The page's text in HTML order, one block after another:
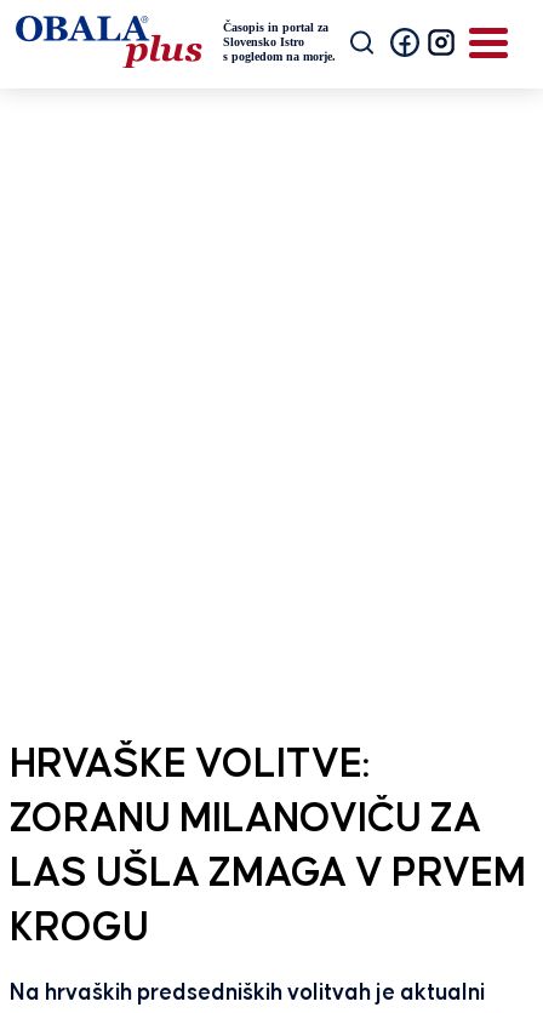
HRVAŠKE VOLITVE:
ZORANU MILANOVIČU ZA
LAS UŠLA ZMAGA V PRVEM
KROGU
Na hrvaških predsedniških volitvah je aktualni